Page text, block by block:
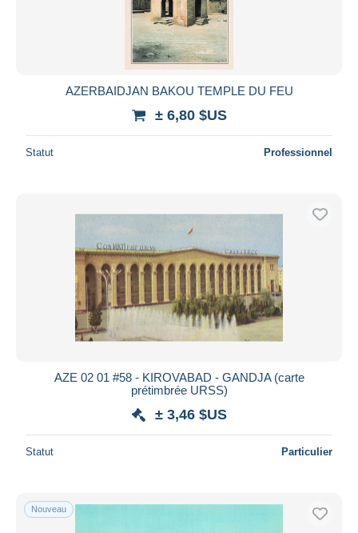
AZERBAIDJAN BAKOU TEMPLE DU FEU
± 6,80 $US
Statut Professionnel
AZE 02 01 #58 - KIROVABAD - GANDJA (carte
prétimbrée URSS)
± 3,46 $US
Statut Particulier
Nouveau